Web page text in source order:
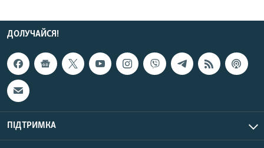
ДОЛУЧАЙСЯ!
ПІДТРИМКА